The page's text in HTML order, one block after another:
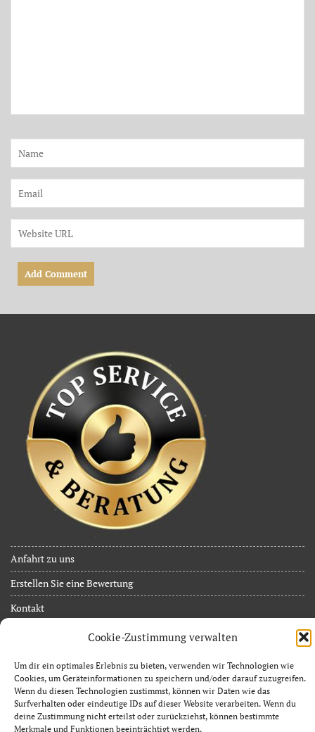
Cookie-Zustimmung verwalten
Um dir ein optimales Erlebnis zu bieten, verwenden wir Technologien wie
Cookies, um Geräteinformationen zu speichern und/oder darauf zuzugreifen.
Wenn du diesen Technologien zustimmst, können wir Daten wie das
Surfverhalten oder eindeutige IDs auf dieser Website verarbeiten. Wenn du
deine Zustimmung nicht erteilst oder zurückziehst, können bestimmte
Merkmale und Funktionen beeinträchtigt werden.
Anfahrt zu uns
Erstellen Sie eine Bewertung
Kontakt
Inh. Jan Limpächer
Zossener Allee 37
15838 Am Mellensee OT Sperenberg
e-mail: info@jub-event.de